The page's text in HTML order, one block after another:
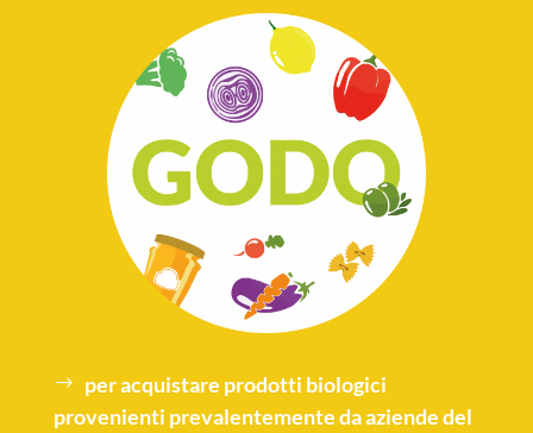
per acquistare prodotti biologici
provenienti prevalentemente da aziende del